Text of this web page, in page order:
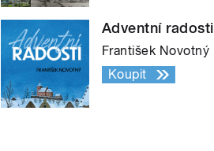
Adventní radosti
František Novotný
Koupit